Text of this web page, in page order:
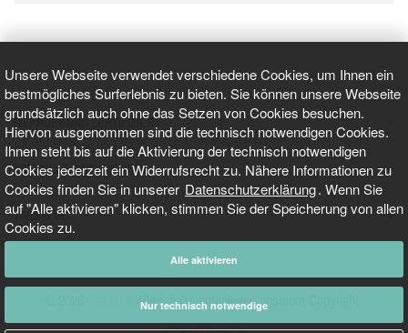
Unsere Webseite verwendet verschiedene Cookies, um Ihnen ein
bestmögliches Surferlebnis zu bieten. Sie können unsere Webseite
grundsätzlich auch ohne das Setzen von Cookies besuchen.
Hiervon ausgenommen sind die technisch notwendigen Cookies.
Ihnen steht bis auf die Aktivierung der technisch notwendigen
Cookies jederzeit ein Widerrufsrecht zu. Nähere Informationen zu
Cookies finden Sie in unserer Datenschutzerklärung. Wenn Sie
auf "Alle aktivieren" klicken, stimmen Sie der Speicherung von allen
Cookies zu.
Alle aktivieren
Nur technisch notwendige
GEPRÜFT UND ZERTIFIZIERT
AKTUELLE NACHRICHTEN
TARIFO.DE
Alle Inhalte unterliegen unserem Copyright.